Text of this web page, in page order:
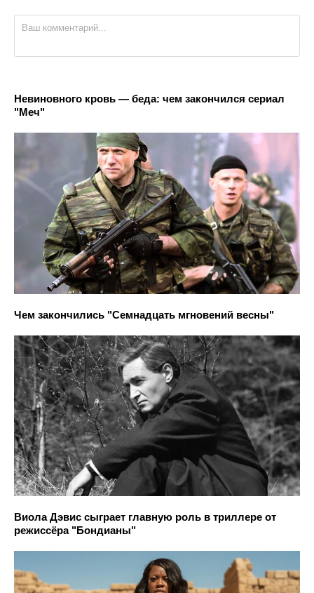
Невиновного кровь — беда: чем закончился сериал
"Меч"
Чем закончились "Семнадцать мгновений весны"
Виола Дэвис сыграет главную роль в триллере от
режиссёра "Бондианы"